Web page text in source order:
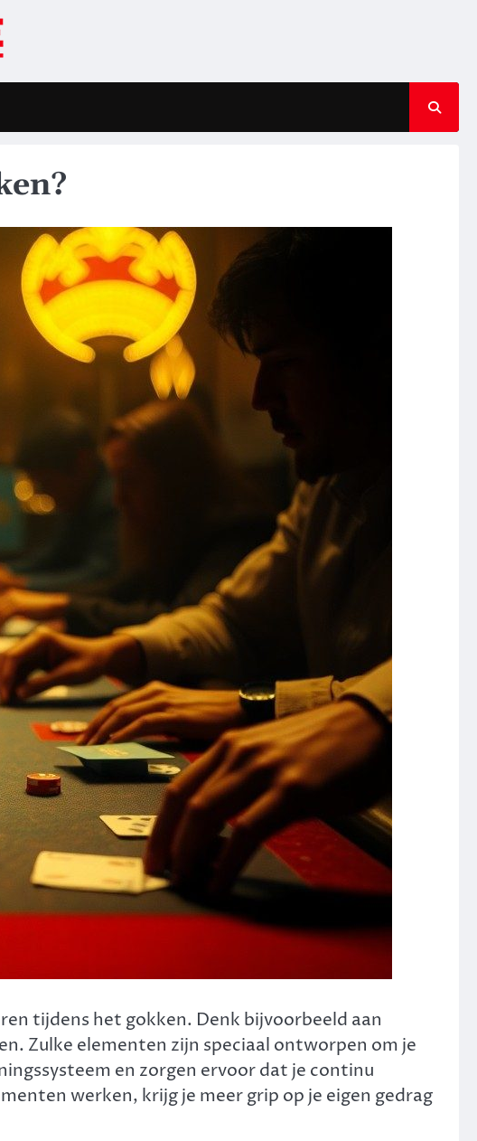
tijdens het gokken. Denk bijvoorbeeld aan
Zulke elementen zijn speciaal ontworpen om je
en zorgen ervoor dat je continu
werken, krijg je meer grip op je eigen gedrag